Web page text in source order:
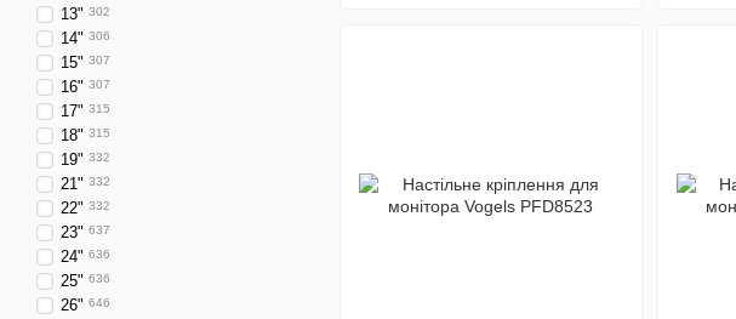
13" 302
14" 306
15" 307
16" 307
17" 315
18" 315
19" 332
21" 332
22" 332
23" 637
24" 636
25" 636
26" 646